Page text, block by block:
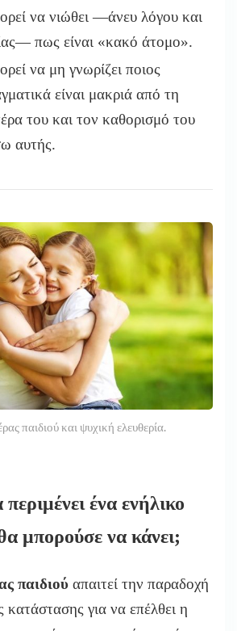
να νιώθει —άνευ λόγου και
πως είναι «κακό άτομο».
να μη γνωρίζει ποιος
είναι μακριά από τη
του και τον καθορισμό του
αυτής.
παιδιού και ψυχική ελευθερία.
ένα ενήλικο
μπορούσε να κάνει;
παιδιού απαιτεί την παραδοχή
κατάστασης για να επέλθει η